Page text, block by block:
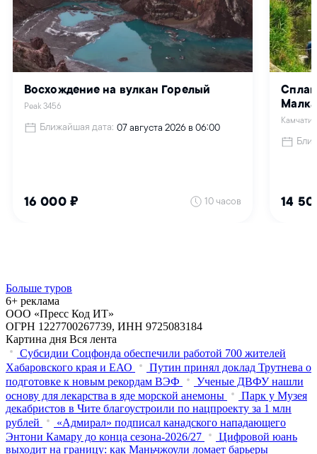
Больше туров
6+ реклама
ООО «Пресс Код ИТ»
ОГРН 1227700267739, ИНН 9725083184
Картина дня Вся лента
Субсидии Соцфонда обеспечили работой 700 жителей
Хабаровского края и ЕАО
Путин принял доклад Трутнева о
подготовке к новым рекордам ВЭФ
Ученые ДВФУ нашли
основу для лекарства в яде морской анемоны
Парк у Музея
декабристов в Чите благоустроили по нацпроекту за 1 млн
рублей
«Адмирал» подписал канадского нападающего
Энтони Камару до конца сезона-2026/27
Цифровой юань
выходит на границу: как Маньчжоули ломает барьеры